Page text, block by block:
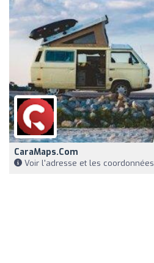
CaraMaps.com
Voir l'adresse et les coordonnées